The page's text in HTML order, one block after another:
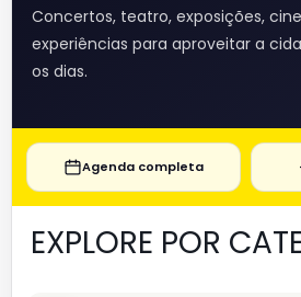
Concertos, teatro, exposições,
experiências para aproveitar a
os dias.
Agenda completa
EXPLORE POR